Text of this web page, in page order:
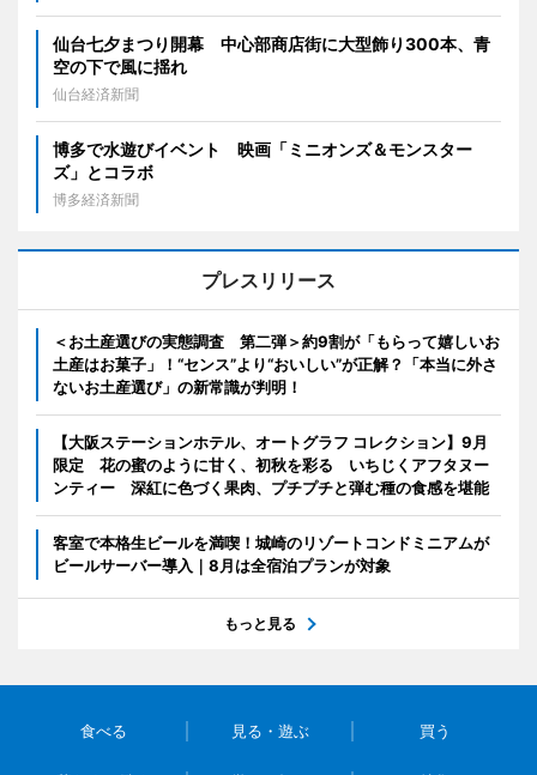
仙台七夕まつり開幕 中心部商店街に大型飾り300本、青
空の下で風に揺れ
仙台経済新聞
博多で水遊びイベント 映画「ミニオンズ＆モンスター
ズ」とコラボ
博多経済新聞
プレスリリース
＜お土産選びの実態調査 第二弾＞約9割が「もらって嬉しいお
土産はお菓子」！“センス”より“おいしい”が正解？「本当に外さ
ないお土産選び」の新常識が判明！
【大阪ステーションホテル、オートグラフ コレクション】9月
限定 花の蜜のように甘く、初秋を彩る いちじくアフタヌー
ンティー 深紅に色づく果肉、プチプチと弾む種の食感を堪能
客室で本格生ビールを満喫！城崎のリゾートコンドミニアムが
ビールサーバー導入｜8月は全宿泊プランが対象
もっと見る
食べる 見る・遊ぶ 買う